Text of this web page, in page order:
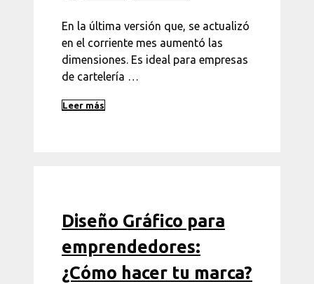
En la última versión que, se actualizó
en el corriente mes aumentó las
dimensiones. Es ideal para empresas
de cartelería …
Leer más
Diseño Gráfico para
emprendedores:
¿Cómo hacer tu marca?